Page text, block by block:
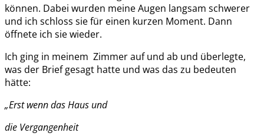
können. Dabei wurden meine Augen langsam schwerer
und ich schloss sie für einen kurzen Moment. Dann
öffnete ich sie wieder.
Ich ging in meinem Zimmer auf und ab und überlegte,
was der Brief gesagt hatte und was das zu bedeuten
hätte:
„Erst wenn das Haus und
die Vergangenheit